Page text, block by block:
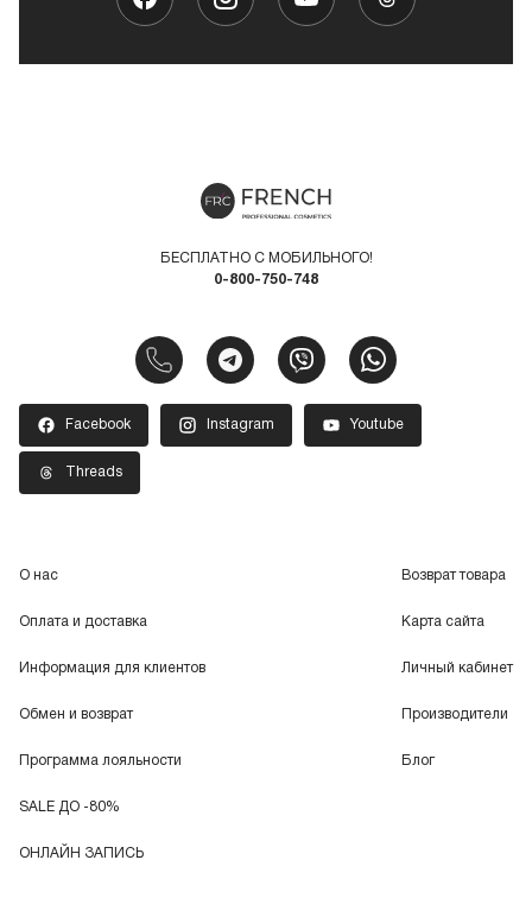
БЕСПЛАТНО С МОБИЛЬНОГО!
0-800-750-748
Facebook Instagram Youtube
Threads
О нас
Оплата и доставка
Информация для клиентов
Обмен и возврат
Программа лояльности
SALE ДО -80%
ОНЛАЙН ЗАПИСЬ
Возврат товара
Карта сайта
Личный кабинет
Производители
Блог